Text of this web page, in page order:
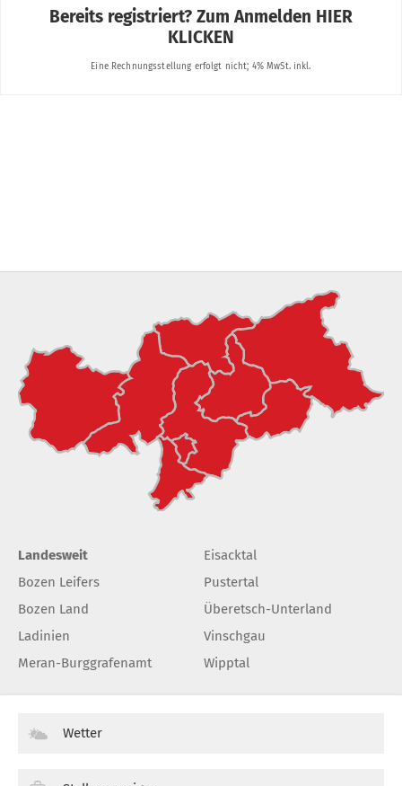
Landesweit
Bozen Leifers
Bozen Land
Ladinien
Meran-Burggrafenamt
Eisacktal
Pustertal
Überetsch-Unterland
Vinschgau
Wipptal
Wetter